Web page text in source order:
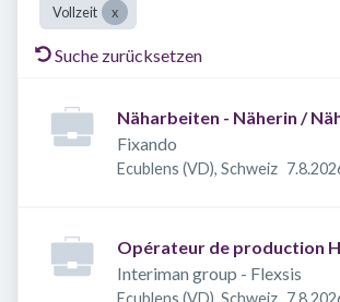
Vollzeit
Suche zurücksetzen
Näharbeiten - Näherin /
Fixando
Ecublens (VD), Schweiz
Opérateur de production
Interiman group - Flexsis
Ecublens (VD), Schweiz